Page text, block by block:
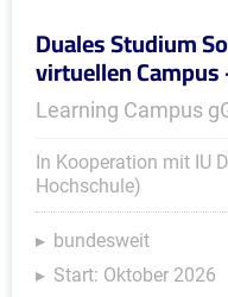
Duales Studium
virtuellen Campus
Learning Campus
In Kooperation mit IU
Hochschule)
bundesweit
Start: Oktober 2026